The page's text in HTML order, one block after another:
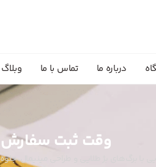
درباره ما تماس با ما وبلاگ
وقت ثبت
با برگ‌های بژ طلایی و طراحی